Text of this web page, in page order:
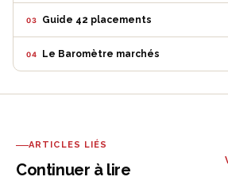
03 Guide 42 placements
04 Le Baromètre marchés
ARTICLES LIÉS
Continuer à lire